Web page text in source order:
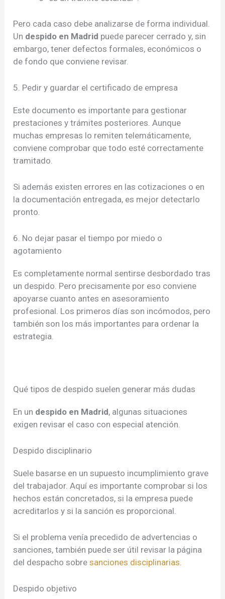
Pero cada caso debe analizarse de forma individual.
Un despido en Madrid puede parecer cerrado y, sin
embargo, tener defectos formales, económicos o
de fondo que conviene revisar.
5. Pedir y guardar el certificado de empresa
Este documento es importante para gestionar
prestaciones y trámites posteriores. Aunque
muchas empresas lo remiten telemáticamente,
conviene comprobar que todo esté correctamente
tramitado.
Si además existen errores en las cotizaciones o en
la documentación entregada, es mejor detectarlo
pronto.
6. No dejar pasar el tiempo por miedo o
agotamiento
Es completamente normal sentirse desbordado tras
un despido. Pero precisamente por eso conviene
apoyarse cuanto antes en asesoramiento
profesional. Los primeros días son incómodos, pero
también son los más importantes para ordenar la
estrategia.
Qué tipos de despido suelen generar más dudas
En un despido en Madrid, algunas situaciones
exigen revisar el caso con especial atención.
Despido disciplinario
Suele basarse en un supuesto incumplimiento grave
del trabajador. Aquí es importante comprobar si los
hechos están concretados, si la empresa puede
acreditarlos y si la sanción es proporcional.
Si el problema venía precedido de advertencias o
sanciones, también puede ser útil revisar la página
del despacho sobresanciones disciplinarias
Despido objetivo